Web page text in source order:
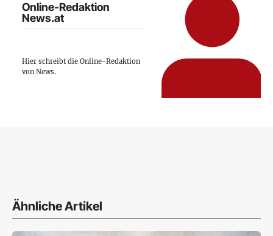
Online-Redaktion
News.at
Hier schreibt die Online-Redaktion
von News.
Ähnliche Artikel